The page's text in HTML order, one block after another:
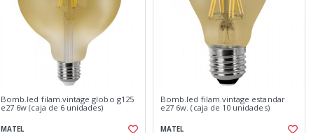
Bomb.led filam.vintage globo g125
e27 6w (caja de 6 unidades)
MATEL
Bomb.led filam.vintage estandar
e27 6w. (caja de 10 unidades)
MATEL